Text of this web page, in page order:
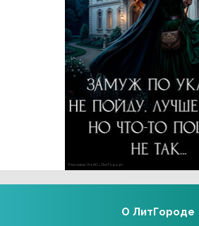
Реклама 16+ АО «ЛитГород»
О ЛитГороде